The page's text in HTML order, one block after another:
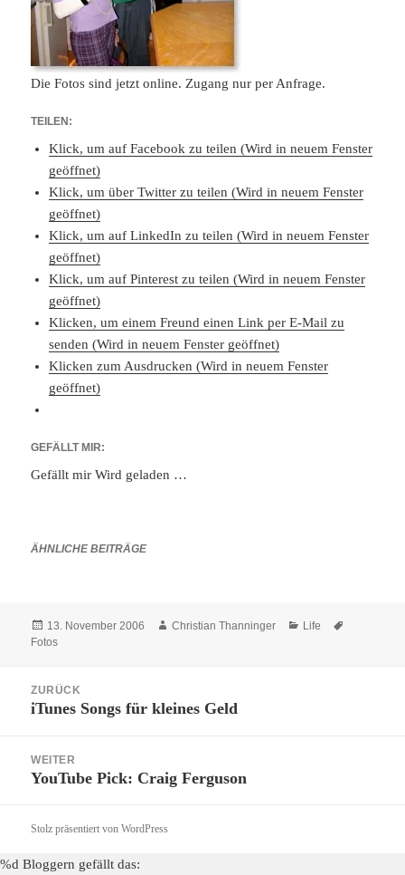
Die Fotos sind jetzt online. Zugang nur per Anfrage.
TEILEN:
Klick, um auf Facebook zu teilen (Wird in neuem Fenster
geöffnet)
Klick, um über Twitter zu teilen (Wird in neuem Fenster
geöffnet)
Klick, um auf LinkedIn zu teilen (Wird in neuem Fenster
geöffnet)
Klick, um auf Pinterest zu teilen (Wird in neuem Fenster
geöffnet)
Klicken, um einem Freund einen Link per E-Mail zu
senden (Wird in neuem Fenster geöffnet)
Klicken zum Ausdrucken (Wird in neuem Fenster
geöffnet)
GEFÄLLT MIR:
Gefällt mir Wird geladen …
ÄHNLICHE BEITRÄGE
Veröffentlicht
am
13. November 2006 Autor
Christian Thanninger Kategorien
Life
Fotos
ZURÜCK
Vorheriger
iTunes Songs für kleines Geld
WEITER
Nächster
YouTube Pick: Craig Ferguson
Stolz präsentiert von WordPress
%d Bloggern gefällt das: